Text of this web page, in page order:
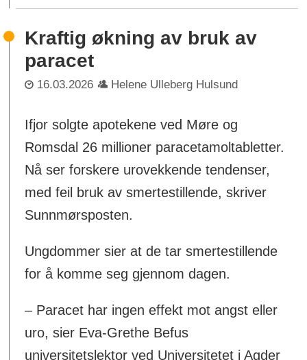
Kraftig økning av bruk av
paracet
16.03.2026 Helene Ulleberg Hulsund
Ifjor solgte apotekene ved Møre og
Romsdal 26 millioner paracetamoltabletter.
Nå ser forskere urovekkende tendenser,
med feil bruk av smertestillende, skriver
Sunnmørsposten.
Ungdommer sier at de tar smertestillende
for å komme seg gjennom dagen.
– Paracet har ingen effekt mot angst eller
uro, sier Eva-Grethe Befus
universitetslektor ved Universitetet i Agder